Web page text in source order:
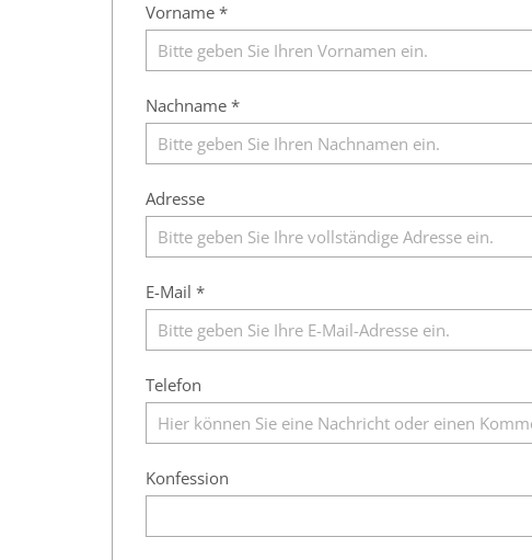
Vorname *
Nachname *
Adresse
E-Mail *
Telefon
Konfession